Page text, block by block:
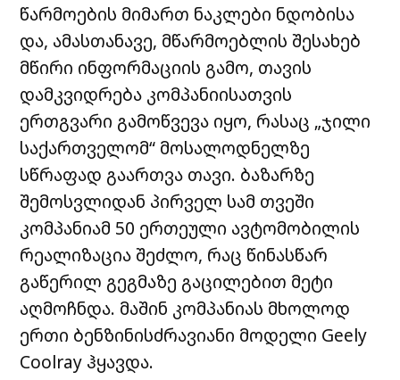
წარმოების მიმართ ნაკლები ნდობისა
და, ამასთანავე, მწარმოებლის შესახებ
მწირი ინფორმაციის გამო, თავის
დამკვიდრება კომპანიისათვის
ერთგვარი გამოწვევა იყო, რასაც „ჯილი
საქართველომ“ მოსალოდნელზე
სწრაფად გაართვა თავი. ბაზარზე
შემოსვლიდან პირველ სამ თვეში
კომპანიამ 50 ერთეული ავტომობილის
რეალიზაცია შეძლო, რაც წინასწარ
გაწერილ გეგმაზე გაცილებით მეტი
აღმოჩნდა. მაშინ კომპანიას მხოლოდ
ერთი ბენზინისძრავიანი მოდელი Geely
Coolray ჰყავდა.